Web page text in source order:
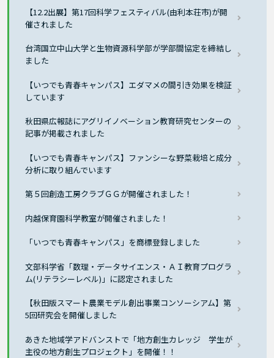
【12.2出展】第17回科学フェスティバル(由利本荘市)が開
催されました
台湾国立中山大学と生物資源科学部が学部間協定を締結し
ました
【いつでも青春キャンパス】エダマメの間引き効果を検証
しています
秋田県広報誌にアグリイノベーション教育研究センターの
記事が掲載されました
【いつでも青春キャンパス】ファンシーな野菜栽培と成分
分析に取り組んでいます
第５回創造工房クラブＧＧが開催されました！
内越保育園科学教室が開催されました！
「いつでも青春キャンパス」を商標登録しました
文部科学省「数理・データサイエンス・ＡＩ教育プログラ
ム(リテラシーレベル)」に認定されました
【秋田版スマート農業モデル創出事業コンソーシアム】第
5回研究会を開催しました
あきた地域学アドバンストで「地方創生カレッジ 学生が
主役の地方創生プロジェクト」を開催！！